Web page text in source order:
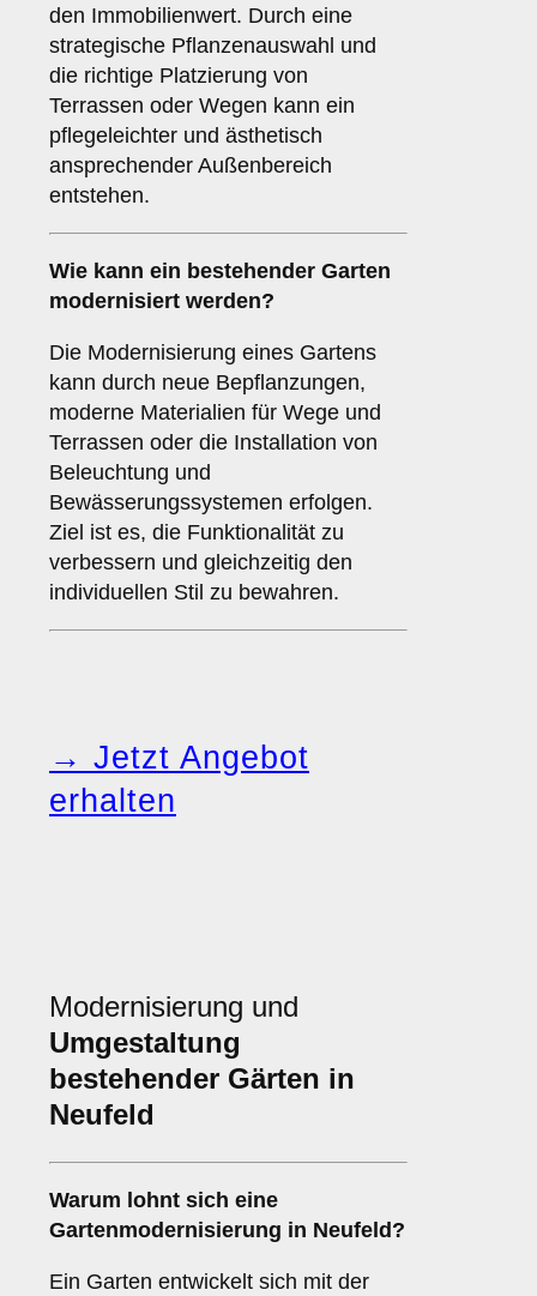
den Immobilienwert. Durch eine
strategische Pflanzenauswahl und
die richtige Platzierung von
Terrassen oder Wegen kann ein
pflegeleichter und ästhetisch
ansprechender Außenbereich
entstehen.
Wie kann ein bestehender Garten
modernisiert werden?
Die Modernisierung eines Gartens
kann durch neue Bepflanzungen,
moderne Materialien für Wege und
Terrassen oder die Installation von
Beleuchtung und
Bewässerungssystemen erfolgen.
Ziel ist es, die Funktionalität zu
verbessern und gleichzeitig den
individuellen Stil zu bewahren.
→ Jetzt Angebot
erhalten
Modernisierung und
Umgestaltung
bestehender Gärten in
Neufeld
Warum lohnt sich eine
Gartenmodernisierung in Neufeld?
Ein Garten entwickelt sich mit der